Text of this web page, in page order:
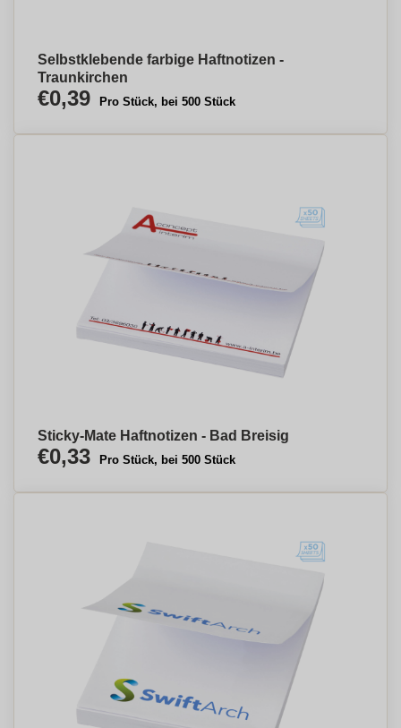
Selbstklebende farbige Haftnotizen -
Traunkirchen
€0,39 Pro Stück, bei 500 Stück
Sticky-Mate Haftnotizen - Bad Breisig
€0,33 Pro Stück, bei 500 Stück